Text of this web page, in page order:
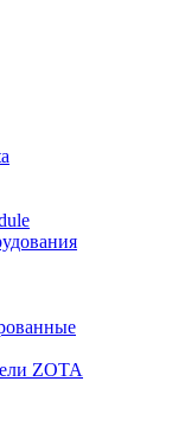
ZOTA